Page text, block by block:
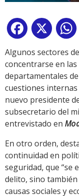
Facebook
X
Algunos sectores
concentrarse en
departamentales
cuestiones
nuevo presidente
subsecretario del
entrevistado en
En otro orden,
continuidad en
seguridad, que “se
delito, sino
causas sociales y